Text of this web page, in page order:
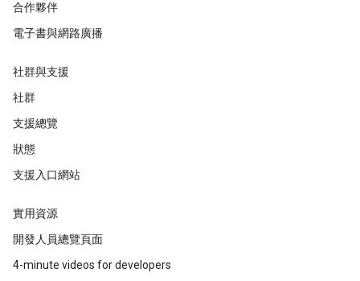
合作夥伴
電子書與網路廣播
社群與支援
社群
支援總覽
狀態
支援入口網站
實用資源
開發人員總覽頁面
4-minute videos for developers